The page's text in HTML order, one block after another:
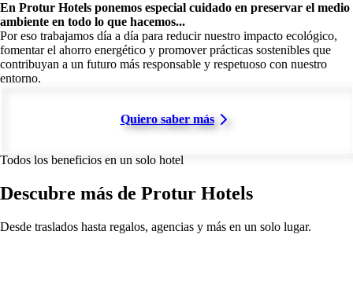
En Protur Hotels ponemos especial cuidado en preservar el medio
ambiente en todo lo que hacemos...
Por eso trabajamos día a día para reducir nuestro impacto ecológico,
fomentar el ahorro energético y promover prácticas sostenibles que
contribuyan a un futuro más responsable y respetuoso con nuestro
entorno.
Quiero saber más
Todos los beneficios en un solo hotel
Descubre más de Protur Hotels
Desde traslados hasta regalos, agencias y más en un solo lugar.